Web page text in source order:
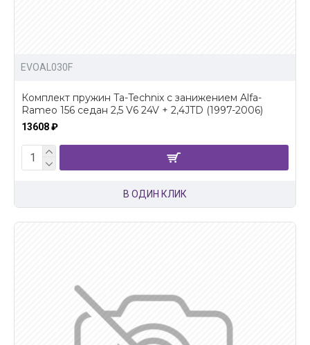
EVOAL030F
Комплект пружин Ta-Technix с занижением Alfa-
Rameo 156 седан 2,5 V6 24V + 2,4JTD (1997-2006)
13608 ₽
В ОДИН КЛИК